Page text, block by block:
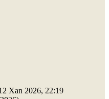
Xan 2026, 22:19